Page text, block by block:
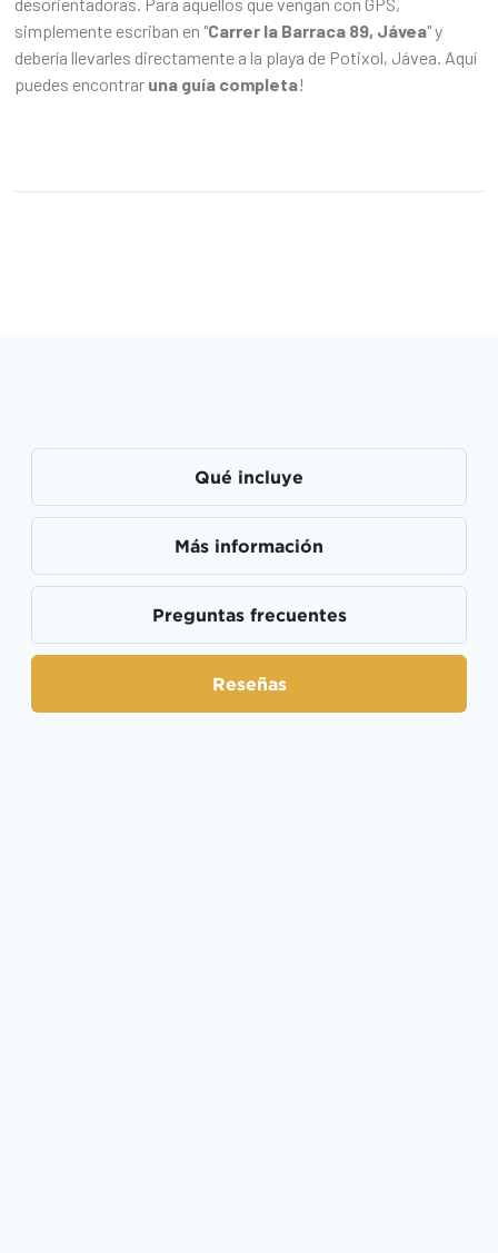
simplemente escriban en "Carrer la Barraca 89, Jávea" y
debería llevarles directamente a la playa de Potixol, Jávea. Aquí
puedes encontrar una guía completa!
Qué incluye
Más información
Preguntas frecuentes
Reseñas